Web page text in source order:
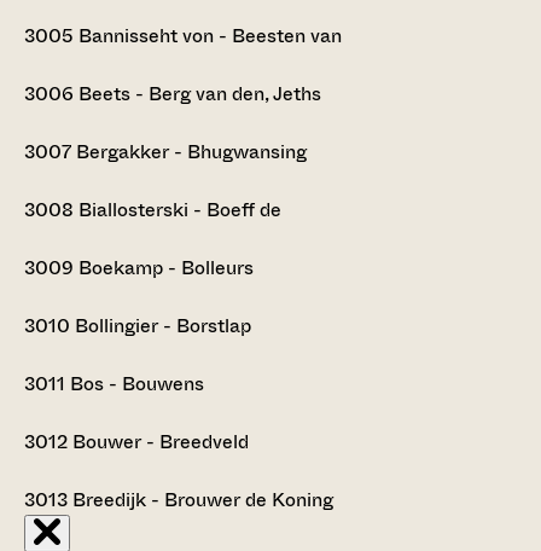
3005 Bannisseht von - Beesten van
3006 Beets - Berg van den, Jeths
3007 Bergakker - Bhugwansing
3008 Biallosterski - Boeff de
3009 Boekamp - Bolleurs
3010 Bollingier - Borstlap
3011 Bos - Bouwens
3012 Bouwer - Breedveld
3013 Breedijk - Brouwer de Koning